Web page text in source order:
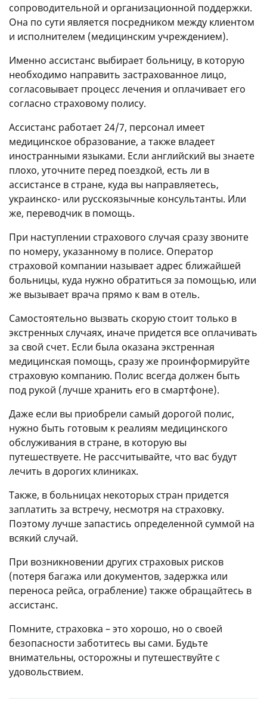
сопроводительной и организационной поддержки.
Она по сути является посредником между клиентом
и исполнителем (медицинским учреждением).
Именно ассистанс выбирает больницу, в которую
необходимо направить застрахованное лицо,
согласовывает процесс лечения и оплачивает его
согласно страховому полису.
Ассистанс работает 24/7, персонал имеет
медицинское образование, а также владеет
иностранными языками. Если английский вы знаете
плохо, уточните перед поездкой, есть ли в
ассистансе в стране, куда вы направляетесь,
украинско- или русскоязычные консультанты. Или
же, переводчик в помощь.
При наступлении страхового случая сразу звоните
по номеру, указанному в полисе. Оператор
страховой компании называет адрес ближайшей
больницы, куда нужно обратиться за помощью, или
же вызывает врача прямо к вам в отель.
Самостоятельно вызвать скорую стоит только в
экстренных случаях, иначе придется все оплачивать
за свой счет. Если была оказана экстренная
медицинская помощь, сразу же проинформируйте
страховую компанию. Полис всегда должен быть
под рукой (лучше хранить его в смартфоне).
Даже если вы приобрели самый дорогой полис,
нужно быть готовым к реалиям медицинского
обслуживания в стране, в которую вы
путешествуете. Не рассчитывайте, что вас будут
лечить в дорогих клиниках.
Также, в больницах некоторых стран придется
заплатить за встречу, несмотря на страховку.
Поэтому лучше запастись определенной суммой на
всякий случай.
При возникновении других страховых рисков
(потеря багажа или документов, задержка или
переноса рейса, ограбление) также обращайтесь в
ассистанс.
Помните, страховка – это хорошо, но о своей
безопасности заботитесь вы сами. Будьте
внимательны, осторожны и путешествуйте с
удовольствием.